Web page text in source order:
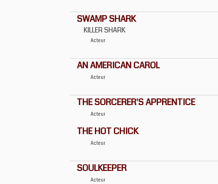
SWAMP SHARK
KILLER SHARK
Acteur
AN AMERICAN CAROL
Acteur
THE SORCERER'S APPRENTICE
Acteur
THE HOT CHICK
Acteur
SOULKEEPER
Acteur